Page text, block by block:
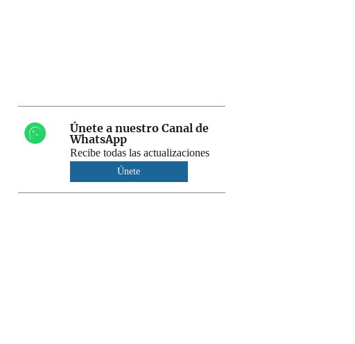
Únete a nuestro Canal de
WhatsApp
Recibe todas las actualizaciones
Únete